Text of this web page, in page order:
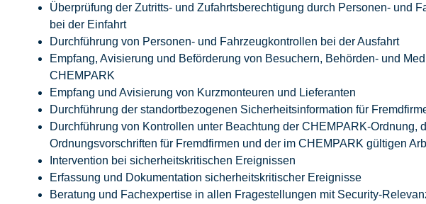
Überprüfung der Zutritts- und Zufahrtsberechtigung durch Personen- und
bei der Einfahrt
Durchführung von Personen- und Fahrzeugkontrollen bei der Ausfahrt
Empfang, Avisierung und Beförderung von Besuchern, Behörden- und
CHEMPARK
Empfang und Avisierung von Kurzmonteuren und Lieferanten
Durchführung der standortbezogenen Sicherheitsinformation für
Durchführung von Kontrollen unter Beachtung der CHEMPARK-Ordnung,
Ordnungsvorschriften für Fremdfirmen und der im CHEMPARK gültigen
Intervention bei sicherheitskritischen Ereignissen
Erfassung und Dokumentation sicherheitskritischer Ereignisse
Beratung und Fachexpertise in allen Fragestellungen mit Security-